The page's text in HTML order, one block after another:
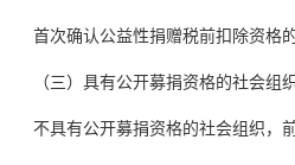
首次确认公益性捐赠税前扣除资格的
（三）具有公开募捐资格的社会组织
不具有公开募捐资格的社会组织，前